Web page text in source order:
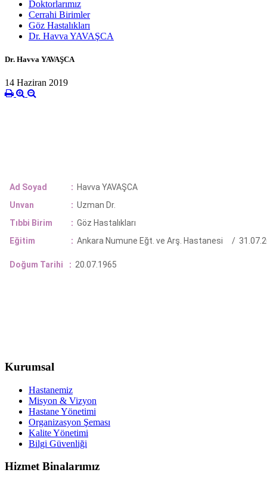
Doktorlarımız
Cerrahi Birimler
Göz Hastalıkları
Dr. Havva YAVAŞCA
Dr. Havva YAVAŞCA
14 Haziran 2019
Ad Soyad : Havva YAVAŞCA
Unvan
: Uzman Dr.
Tıbbi Birim
: Göz Hastalıkları
Eğitim
: Ankara Numune Eğt. ve Arş. Hastanesi /
Doğum Tarihi : 20.07.1965
Kurumsal
Hastanemiz
Misyon & Vizyon
Hastane Yönetimi
Organizasyon Şeması
Kalite Yönetimi
Bilgi Güvenliği
Hizmet Binalarımız